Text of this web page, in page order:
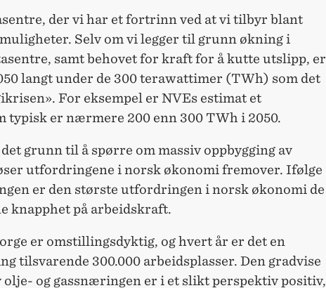
der vi har et fortrinn ved at vi tilbyr blant
Selv om vi legger til grunn økning i
samt behovet for kraft for å kutte utslipp, er
langt under de 300 terawattimer (TWh) som det
For eksempel er NVEs estimat et
er nærmere 200 enn 300 TWh i 2050.
grunn til å spørre om massiv oppbygging av
utfordringene i norsk økonomi fremover. Ifølge
er den største utfordringen i norsk økonomi de
knapphet på arbeidskraft.
er omstillingsdyktig, og hvert år er det en
tilsvarende 300.000 arbeidsplasser. Den gradvise
olje- og gassnæringen er i et slikt perspektiv positiv,